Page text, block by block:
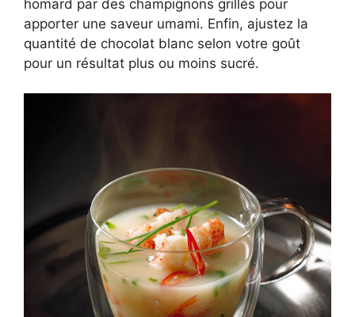
homard par des champignons grillés pour
apporter une saveur umami. Enfin, ajustez la
quantité de chocolat blanc selon votre goût
pour un résultat plus ou moins sucré.